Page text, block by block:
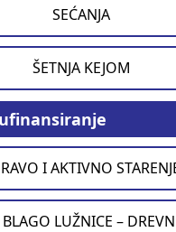
SEĆANJA
ŠETNJA KEJOM
I AKTIVNO
LUŽNICE –